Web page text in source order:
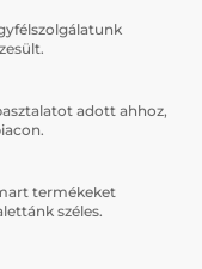
adott ahhoz,
termékeket
széles.